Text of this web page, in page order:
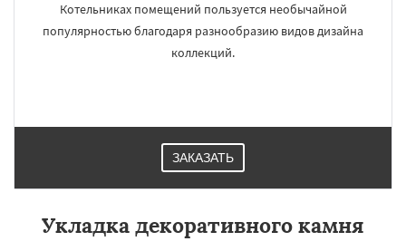
Котельниках помещений пользуется необычайной
популярностью благодаря разнообразию видов дизайна
коллекций.
ЗАКАЗАТЬ
Укладка декоративного камня